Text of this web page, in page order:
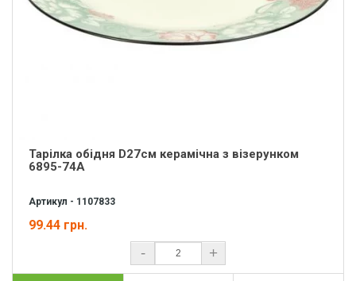
Тарілка обідня D27см керамічна з візерунком
6895-74A
Артикул - 1107833
99.44 грн.
- +